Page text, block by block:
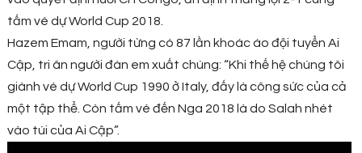
tấm vé dự World Cup 2018.
Hazem Emam, người từng có 87 lần khoác áo đội tuyển Ai
Cập, tri ân người đàn em xuất chúng: “Khi thế hệ chúng tôi
giành vé dự World Cup 1990 ở Italy, đấy là công sức của cả
một tập thể. Còn tấm vé đến Nga 2018 là do Salah nhét
vào túi của Ai Cập”.